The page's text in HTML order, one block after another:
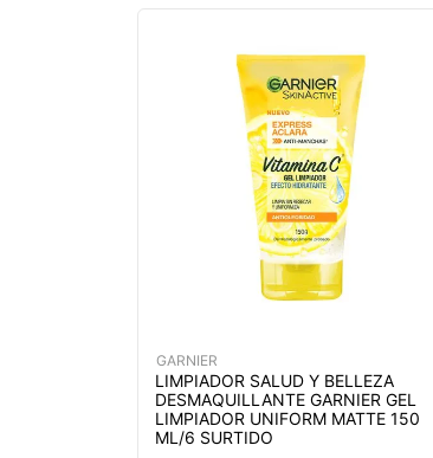
GARNIER
LIMPIADOR SALUD Y BELLEZA
DESMAQUILLANTE GARNIER GEL
LIMPIADOR UNIFORM MATTE 150
ML/6 SURTIDO